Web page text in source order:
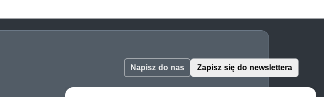
Napisz do nas Zapisz się do newslettera